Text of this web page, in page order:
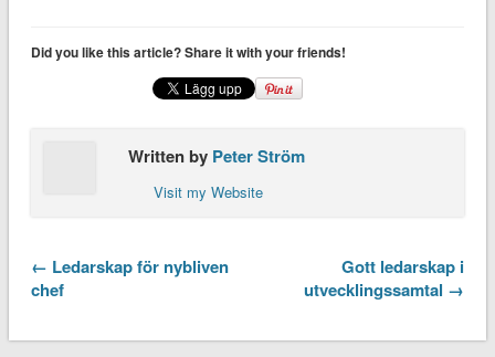
Did you like this article? Share it with your friends!
Written by Peter Ström
Visit my Website
← Ledarskap för nybliven
chef
Gott ledarskap i
utvecklingssamtal →